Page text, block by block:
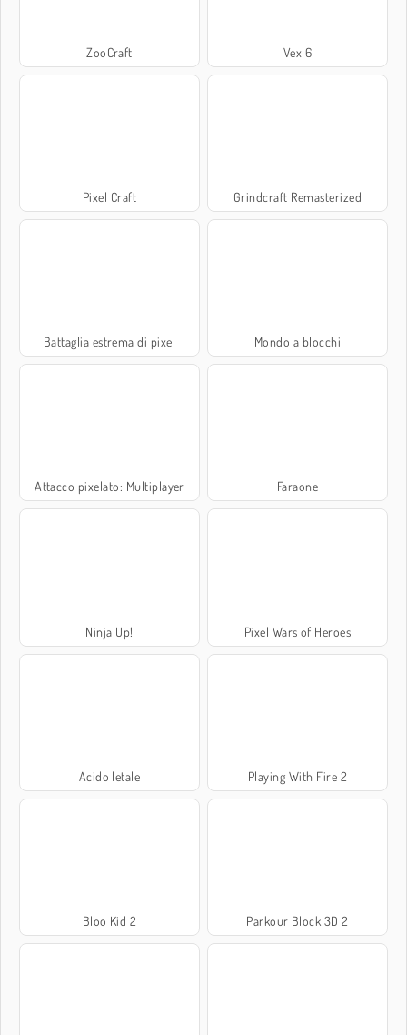
ZooCraft Vex 6
Pixel Craft Grindcraft Remasterized
Battaglia estrema di pixel Mondo a blocchi
Attacco pixelato: Multiplayer Faraone
Ninja Up! Pixel Wars of Heroes
Acido letale Playing With Fire 2
Bloo Kid 2 Parkour Block 3D 2